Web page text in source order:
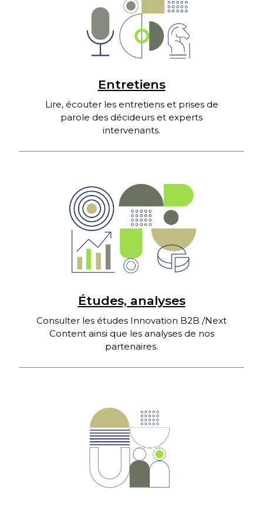
Entretiens
Lire, écouter les entretiens et prises de
parole des décideurs et experts
intervenants.
Études, analyses
Consulter les études Innovation B2B /Next
Content ainsi que les analyses de nos
partenaires.